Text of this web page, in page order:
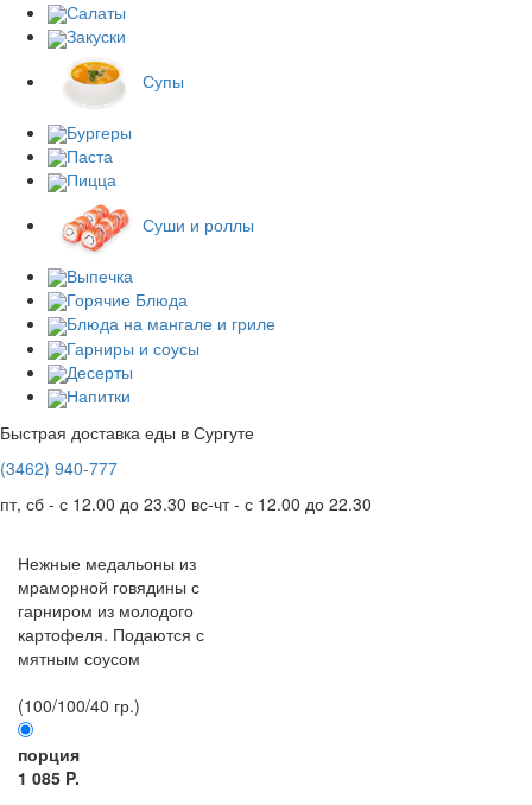
Салаты
Закуски
Супы
Бургеры
Паста
Пицца
Суши и роллы
Выпечка
Горячие Блюда
Блюда на мангале и гриле
Гарниры и соусы
Десерты
Напитки
Быстрая доставка еды в Сургуте
(3462) 940-777
пт, сб - с 12.00 до 23.30 вс-чт - с 12.00 до 22.30
Нежные медальоны из
мраморной говядины с
гарниром из молодого
картофеля. Подаются с
мятным соусом
(100/100/40 гр.)
порция
1 085 P.